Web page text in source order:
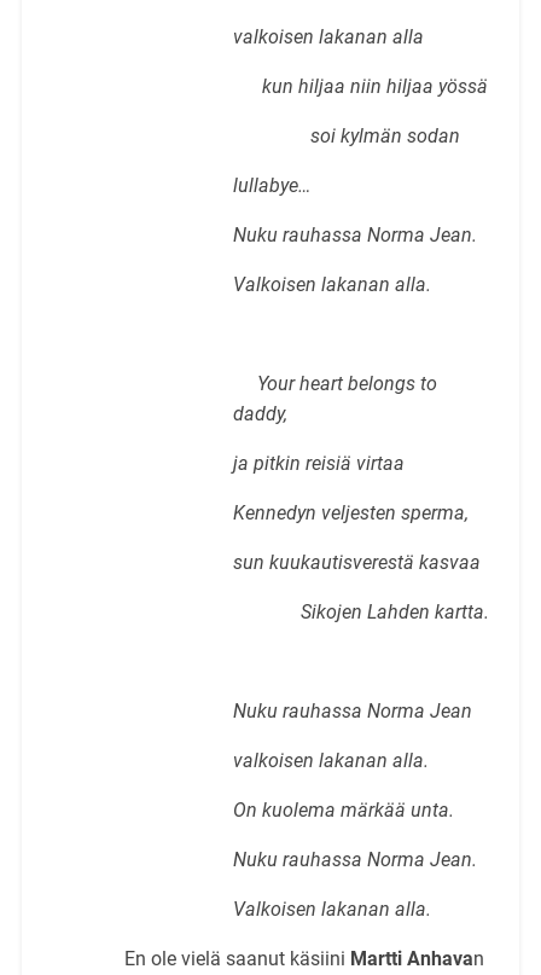
valkoisen lakanan alla
kun hiljaa niin hiljaa yössä
soi kylmän sodan
lullabye…
Nuku rauhassa Norma Jean.
Valkoisen lakanan alla.
Your heart belongs to
daddy,
ja pitkin reisiä virtaa
Kennedyn veljesten sperma,
sun kuukautisverestä kasvaa
Sikojen Lahden kartta.
Nuku rauhassa Norma Jean
valkoisen lakanan alla.
On kuolema märkää unta.
Nuku rauhassa Norma Jean.
Valkoisen lakanan alla.
En ole vielä saanut käsiini Martti Anhavan